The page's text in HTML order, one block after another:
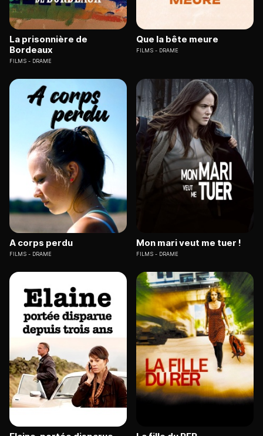
La prisonnière de
Bordeaux
FILMS DRAME
Que la bête meure
FILMS DRAME
A corps perdu
FILMS DRAME
Mon mari veut me tuer !
FILMS DRAME